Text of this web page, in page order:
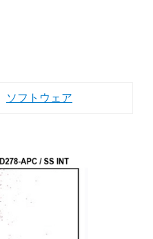
ソフトウェア